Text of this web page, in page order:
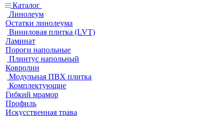
Каталог
Линолеум
Остатки линолеума
Виниловая плитка (LVT)
Ламинат
Пороги напольные
Плинтус напольный
Ковролин
Модульная ПВХ плитка
Комплектующие
Гибкий мрамор
Профиль
Искусственная трава